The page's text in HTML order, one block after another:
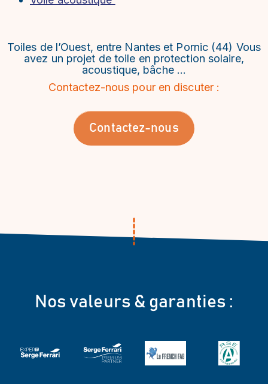
Toiles de l’Ouest, entre Nantes et Pornic (44) Vous
avez un projet de toile en protection solaire,
acoustique, bâche …
Contactez-nous pour en discuter :
Contactez-nous
Nos valeurs & garanties :